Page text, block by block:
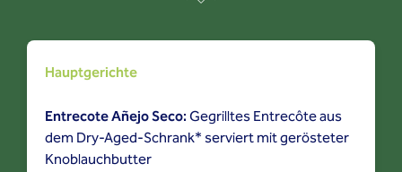
Hauptgerichte
Entrecote Añejo Seco:Gegrilltes Entrecôte aus
dem Dry-Aged-Schrank* serviert mit gerösteter
Knoblauchbutter